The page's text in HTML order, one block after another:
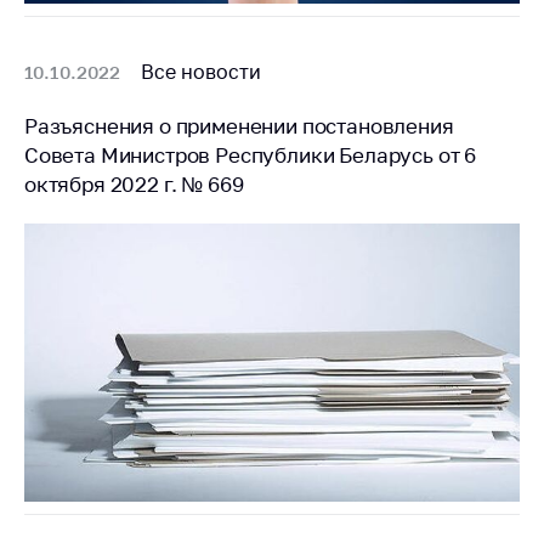
10.10.2022 Все новости
Разъяснения о применении постановления
Совета Министров Республики Беларусь от 6
октября 2022 г. № 669